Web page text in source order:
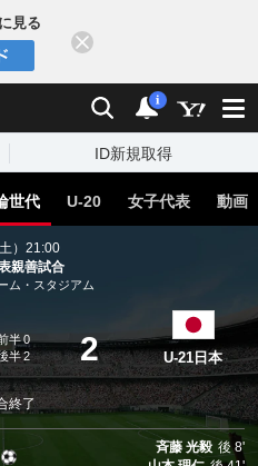
見る
検索 通知
i
ID新規取得
世代 U-20 女子代表 動画
）21:00
親善試合
ム・スタジアム
半0
半2 2 U-21日本
終了
斉藤 光毅 後8'